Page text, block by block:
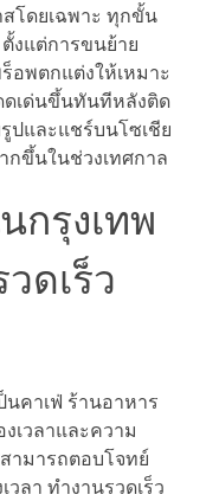
โดยเฉพาะ ทุกขั้น
งแต่การขนย้าย
อพตกแต่งให้เหมาะ
ดเด่นขึ้นทันทีหลังติด
ปและแชร์บนโซเชีย
กขึ้นในช่วงเทศกาล
กรุงเทพ
ดเร็ว
นคาเฟ่ ร้านอาหาร
เวลาและความ
ามารถตอบโจทย์
ลา ทำงานรวดเร็ว